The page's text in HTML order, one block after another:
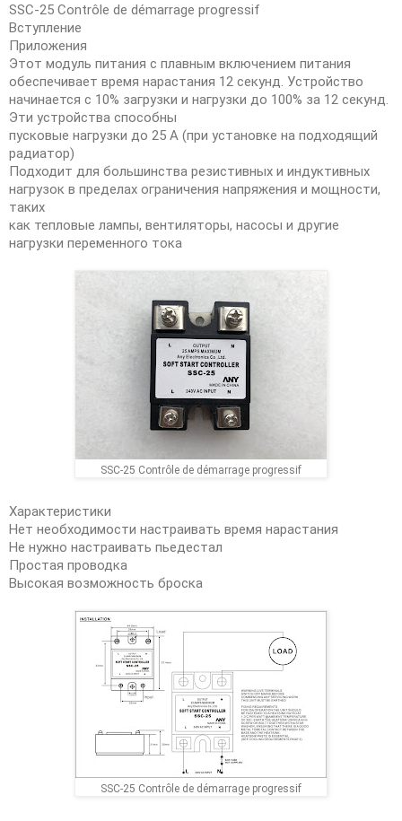
SSC-25 Contrôle de démarrage progressif
Вступление
Приложения
Этот модуль питания с плавным включением питания
обеспечивает время нарастания 12 секунд. Устройство
начинается с 10% загрузки и нагрузки до 100% за 12 секунд.
Эти устройства способны
пусковые нагрузки до 25 А (при установке на подходящий
радиатор)
Подходит для большинства резистивных и индуктивных
нагрузок в пределах ограничения напряжения и мощности,
таких
как тепловые лампы, вентиляторы, насосы и другие
нагрузки переменного тока
SSC-25 Contrôle de démarrage progressif
Характеристики
Нет необходимости настраивать время нарастания
Не нужно настраивать пьедестал
Простая проводка
Высокая возможность броска
SSC-25 Contrôle de démarrage progressif